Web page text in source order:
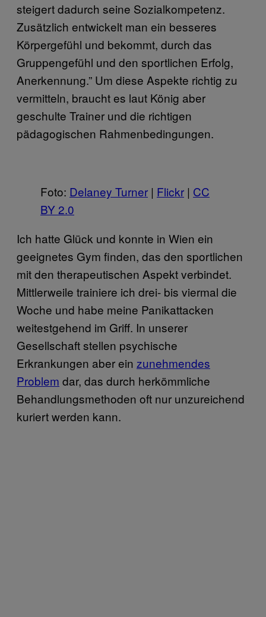
steigert dadurch seine Sozialkompetenz.
Zusätzlich entwickelt man ein besseres
Körpergefühl und bekommt, durch das
Gruppengefühl und den sportlichen Erfolg,
Anerkennung.” Um diese Aspekte richtig zu
vermitteln, braucht es laut König aber
geschulte Trainer und die richtigen
pädagogischen Rahmenbedingungen.
Foto: Delaney Turner | Flickr | CC
BY 2.0
Ich hatte Glück und konnte in Wien ein
geeignetes Gym finden, das den sportlichen
mit den therapeutischen Aspekt verbindet.
Mittlerweile trainiere ich drei- bis viermal die
Woche und habe meine Panikattacken
weitestgehend im Griff. In unserer
Gesellschaft stellen psychische
Erkrankungen aber ein zunehmendes
Problem dar, das durch herkömmliche
Behandlungsmethoden oft nur unzureichend
kuriert werden kann.